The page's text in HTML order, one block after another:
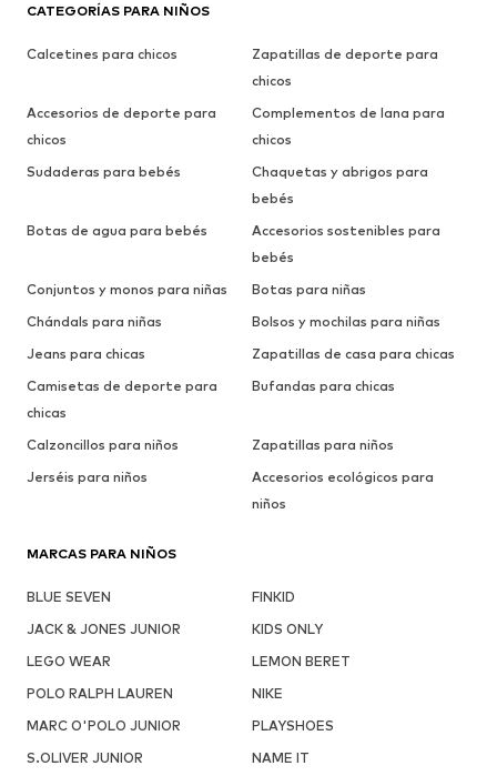
CATEGORÍAS PARA NIÑOS
Calcetines para chicos
Zapatillas de deporte para
chicos
Accesorios de deporte para
chicos
Complementos de lana para
chicos
Sudaderas para bebés
Chaquetas y abrigos para
bebés
Botas de agua para bebés
Accesorios sostenibles para
bebés
Conjuntos y monos para niñas
Botas para niñas
Chándals para niñas
Bolsos y mochilas para niñas
Jeans para chicas
Zapatillas de casa para chicas
Camisetas de deporte para
chicas
Bufandas para chicas
Calzoncillos para niños
Zapatillas para niños
Jerséis para niños
Accesorios ecológicos para
niños
MARCAS PARA NIÑOS
BLUE SEVEN
FINKID
JACK & JONES JUNIOR
KIDS ONLY
LEGO WEAR
LEMON BERET
POLO RALPH LAUREN
NIKE
MARC O'POLO JUNIOR
PLAYSHOES
S.OLIVER JUNIOR
NAME IT